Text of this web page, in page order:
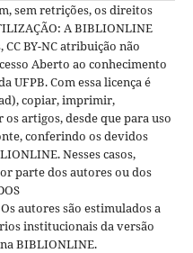
sem retrições, os direitos
A BIBLIONLINE
BY-NC atribuição não
Aberto ao conhecimento
UFPB. Com essa licença é
copiar, imprimir,
artigos, desde que para uso
conferindo os devidos
Nesses casos,
parte dos autores ou dos
autores são estimulados a
institucionais da versão
BIBLIONLINE.